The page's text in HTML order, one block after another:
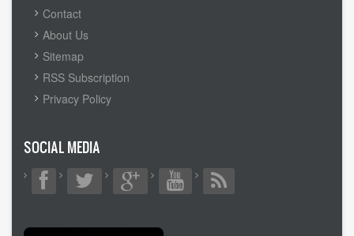
FOOTER
MENU
Contact
About Us
Sitemap
RSS Subscription
Privacy Policy
SOCIAL MEDIA